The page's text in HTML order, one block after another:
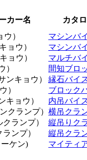
カー名
カタ
）
マシンバ
ョウ）
マシンバ
ョウ）
マルチバ
）
間知ブロ
ンキョウ）
縁石バイ
）
ブロック
キョウ）
内吊バイ
クランプ） 横吊クラ
ランプ）
縦吊りク
ンプ）
縦吊クラ
ケン) マイティ